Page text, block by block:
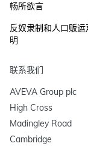
畅所欲言
反奴隶制和人口贩运
明
联系我们
AVEVA Group plc
High Cross
Madingley Road
Cambridge